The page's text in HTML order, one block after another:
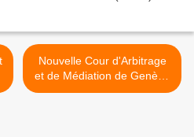
Nouvelle Cour d'Arbitrage
et de Médiation de Genève
>